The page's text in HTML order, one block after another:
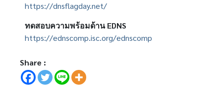
https://dnsflagday.net/
ทดสอบความพร้อมด้าน EDNS
https://ednscomp.isc.org/ednscomp
Share :